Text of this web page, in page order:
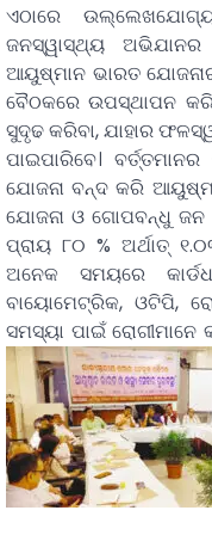
ଏଠାରେ
ଜନସ୍ୱାସ୍ଥ୍ୟ ଅଭିଯାନର
ଆୟୁଷ୍ମାନ ଭାରତ
ବୈଠକରେ ଉପସ୍ଥାପନ
ସୁଦୃଢ କରିବା, ଯାହାର
ପାଇପାରିବେ।
ଯୋଜନା ବନ୍ଦ କରି
ଯୋଜନା ଓ ଗୋପବନ୍ଧୁ ଜନ
ପ୍ରାୟ ୮୦ % ଅର୍ଥାତ୍
ଅନେକ ସମୟରେ
ବାୟୋମେଟ୍ରିକ, ଓଟିପି,
ସମସ୍ୟା ପାଇଁ ରୋଗୀମାନେ